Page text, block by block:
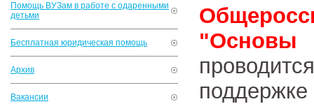
Помощь ВУЗам в работе с одаренными
детьми
Бесплатная юридическая помощь
Архив
Вакансии